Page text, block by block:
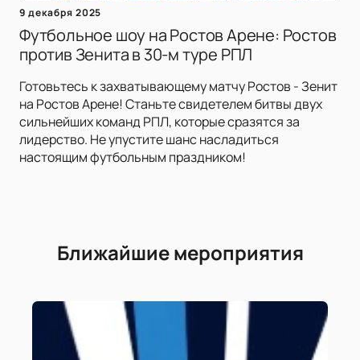
9 декабря 2025
Футбольное шоу на Ростов Арене: Ростов
против Зенита в 30-м туре РПЛ
Готовьтесь к захватывающему матчу Ростов - Зенит
на Ростов Арене! Станьте свидетелем битвы двух
сильнейших команд РПЛ, которые сразятся за
лидерство. Не упустите шанс насладиться
настоящим футбольным праздником!
Ближайшие мероприятия